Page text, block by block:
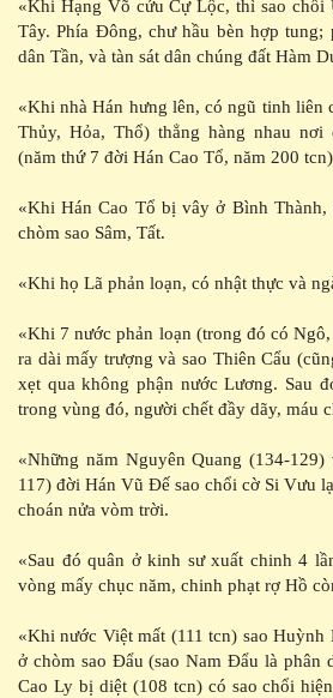
«Khi Hạng Võ cứu Cự Lộc, thì sao chổi
Tây. Phía Đông, chư hầu bèn hợp tung;
dân Tần, và tàn sát dân chúng đất Hàm
«Khi nhà Hán hưng lên, có ngũ tinh liên
Thủy, Hỏa, Thổ) thẳng hàng nhau
(năm thứ 7 đời Hán Cao Tổ, năm 200
«Khi Hán Cao Tổ bị vây ở Bình Thành,
chòm sao Sâm, Tất.
«Khi họ Lã phản loạn, có nhật thực và
«Khi 7 nước phản loạn (trong đó có
ra dài mấy trượng và sao Thiên Cẩu
xẹt qua không phận nước Lương. Sau
trong vùng đó, người chết đầy dãy, máu
«Những năm Nguyên Quang (134-
117) đời Hán Vũ Đế sao chổi cờ Si Vưu
choán nửa vòm trời.
«Sau đó quân ở kinh sư xuất chinh 4
vòng mấy chục năm, chinh phạt rợ Hồ
«Khi nước Việt mất (111 tcn) sao Huỳnh
ở chòm sao Đẩu (sao Nam Đẩu là phân
Cao Ly bị diệt (108 tcn) có sao chổi